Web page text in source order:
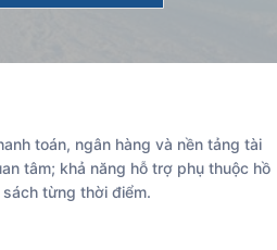
toán, ngân hàng và nền tảng tài
tâm; khả năng hỗ trợ phụ thuộc hồ
từng thời điểm.